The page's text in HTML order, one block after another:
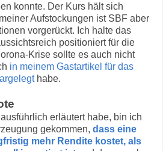
konnte. Der Kurs hält sich
Aufstockungen ist SBF aber
vorgerückt. Ich halte das
positioniert für die
Krise sollte es auch nicht
in meinem Gastartikel für das
habe.
erläutert habe, bin ich
gekommen, dass eine
mehr Rendite kostet, als